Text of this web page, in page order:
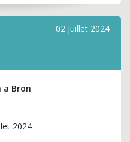
02 juillet 2024
a Bron
2024